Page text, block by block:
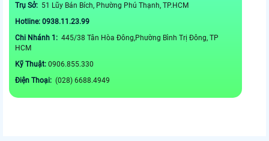
Trụ Sở: 51 Lũy Bán Bích, Phường Phú Thạnh, TP.HCM
Hotline: 0938.11.23.99
Chi Nhánh 1: 445/38 Tân Hòa Đông,Phường Bình Trị Đông, TP
HCM
Kỹ Thuật: 0906.855.330
Điện Thoại: (028) 6688.4949